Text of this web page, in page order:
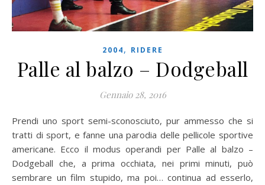
2004, RIDERE
Palle al balzo – Dodgeball
Gennaio 28, 2016
Prendi uno sport semi-sconosciuto, pur ammesso che si
tratti di sport, e fanne una parodia delle pellicole sportive
americane. Ecco il modus operandi per Palle al balzo –
Dodgeball che, a prima occhiata, nei primi minuti, può
sembrare un film stupido, ma poi… continua ad esserlo,